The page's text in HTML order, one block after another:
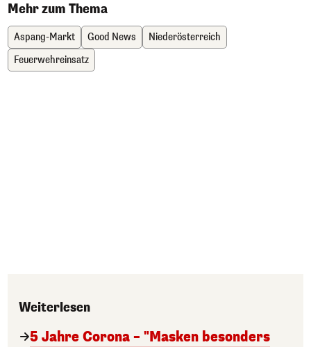
Mehr zum Thema
Aspang-Markt Good News
Niederösterreich
Feuerwehreinsatz
Weiterlesen
5 Jahre Corona – "Masken besonders